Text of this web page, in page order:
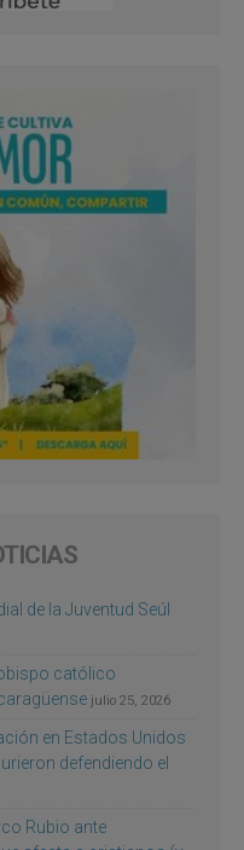
de la Juventud Seúl
católico
julio 25, 2026
en Estados Unidos
defendiendo el
Rubio ante